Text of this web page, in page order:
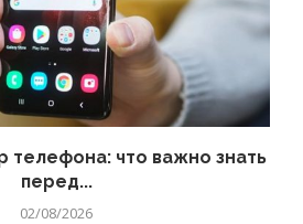
телефона: что важно знать
перед...
02/08/2026